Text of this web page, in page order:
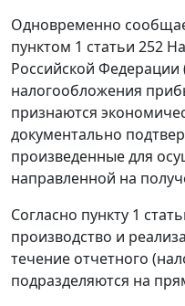
Одновременно
пунктом 1 статьи 252
Российской
налогообложения
признаются
документально
произведенные для
направленной на
Согласно пункту 1
производство и
течение отчетного
подразделяются на